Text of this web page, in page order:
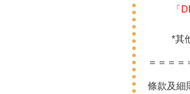
「
*其
＝＝＝＝
條款及細